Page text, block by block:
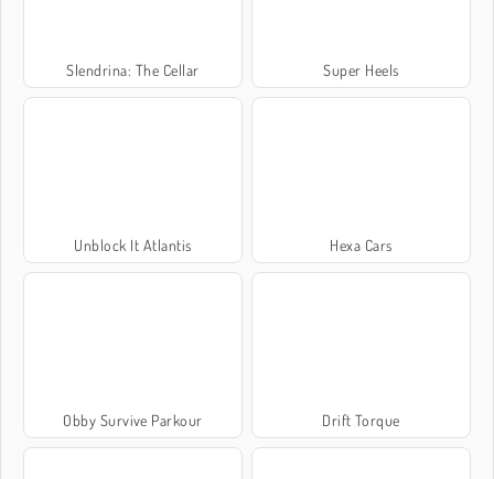
Slendrina: The Cellar Super Heels
Unblock It Atlantis Hexa Cars
Obby Survive Parkour Drift Torque